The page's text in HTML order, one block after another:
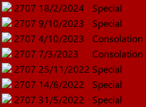
2707 18/2/2024
Special
2707 9/10/2023
Special
2707 4/10/2023
Consolation
2707 7/3/2023
Consolation
2707 25/11/2022 Special
2707 14/6/2022
Special
2707 31/5/2022
Special